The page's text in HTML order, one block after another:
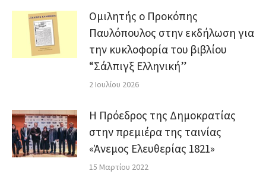
Ομιλητής ο Προκόπης
Παυλόπουλος στην εκδήλωση για
την κυκλοφορία του βιβλίου
“Σάλπιγξ Ελληνική”
2 Ιουλίου 2026
Η Πρόεδρος της Δημοκρατίας
στην πρεμιέρα της ταινίας
«Άνεμος Ελευθερίας 1821»
15 Μαρτίου 2022